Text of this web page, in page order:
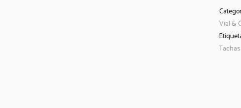
Vial &